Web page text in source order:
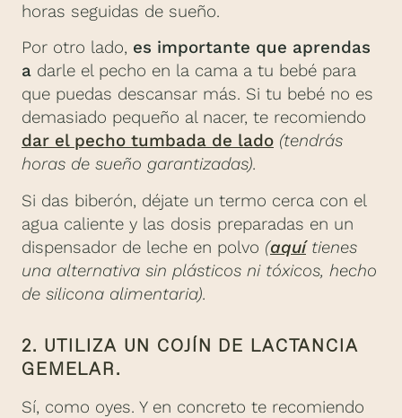
horas seguidas de sueño.
Por otro lado, es importante que aprendas
a darle el pecho en la cama a tu bebé para
que puedas descansar más. Si tu bebé no es
demasiado pequeño al nacer, te recomiendo
dar el pecho tumbada de lado (tendrás
horas de sueño garantizadas).
Si das biberón, déjate un termo cerca con el
agua caliente y las dosis preparadas en un
dispensador de leche en polvo (aquítienes
una alternativa sin plásticos ni tóxicos, hecho
de silicona alimentaria).
2. UTILIZA UN COJÍN DE LACTANCIA
GEMELAR.
Sí, como oyes. Y en concreto te recomiendo